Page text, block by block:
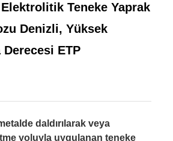
Teneke Yaprak
Denizli, Yüksek
ETP
daldırılarak veya
yoluyla uygulanan teneke